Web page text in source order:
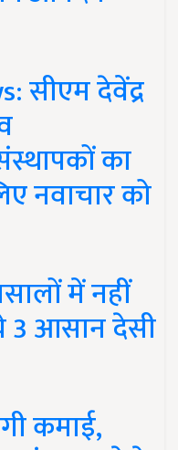
सीएम देवेंद्र
का
नवाचार को
में नहीं
3 आसान देसी
कमाई,